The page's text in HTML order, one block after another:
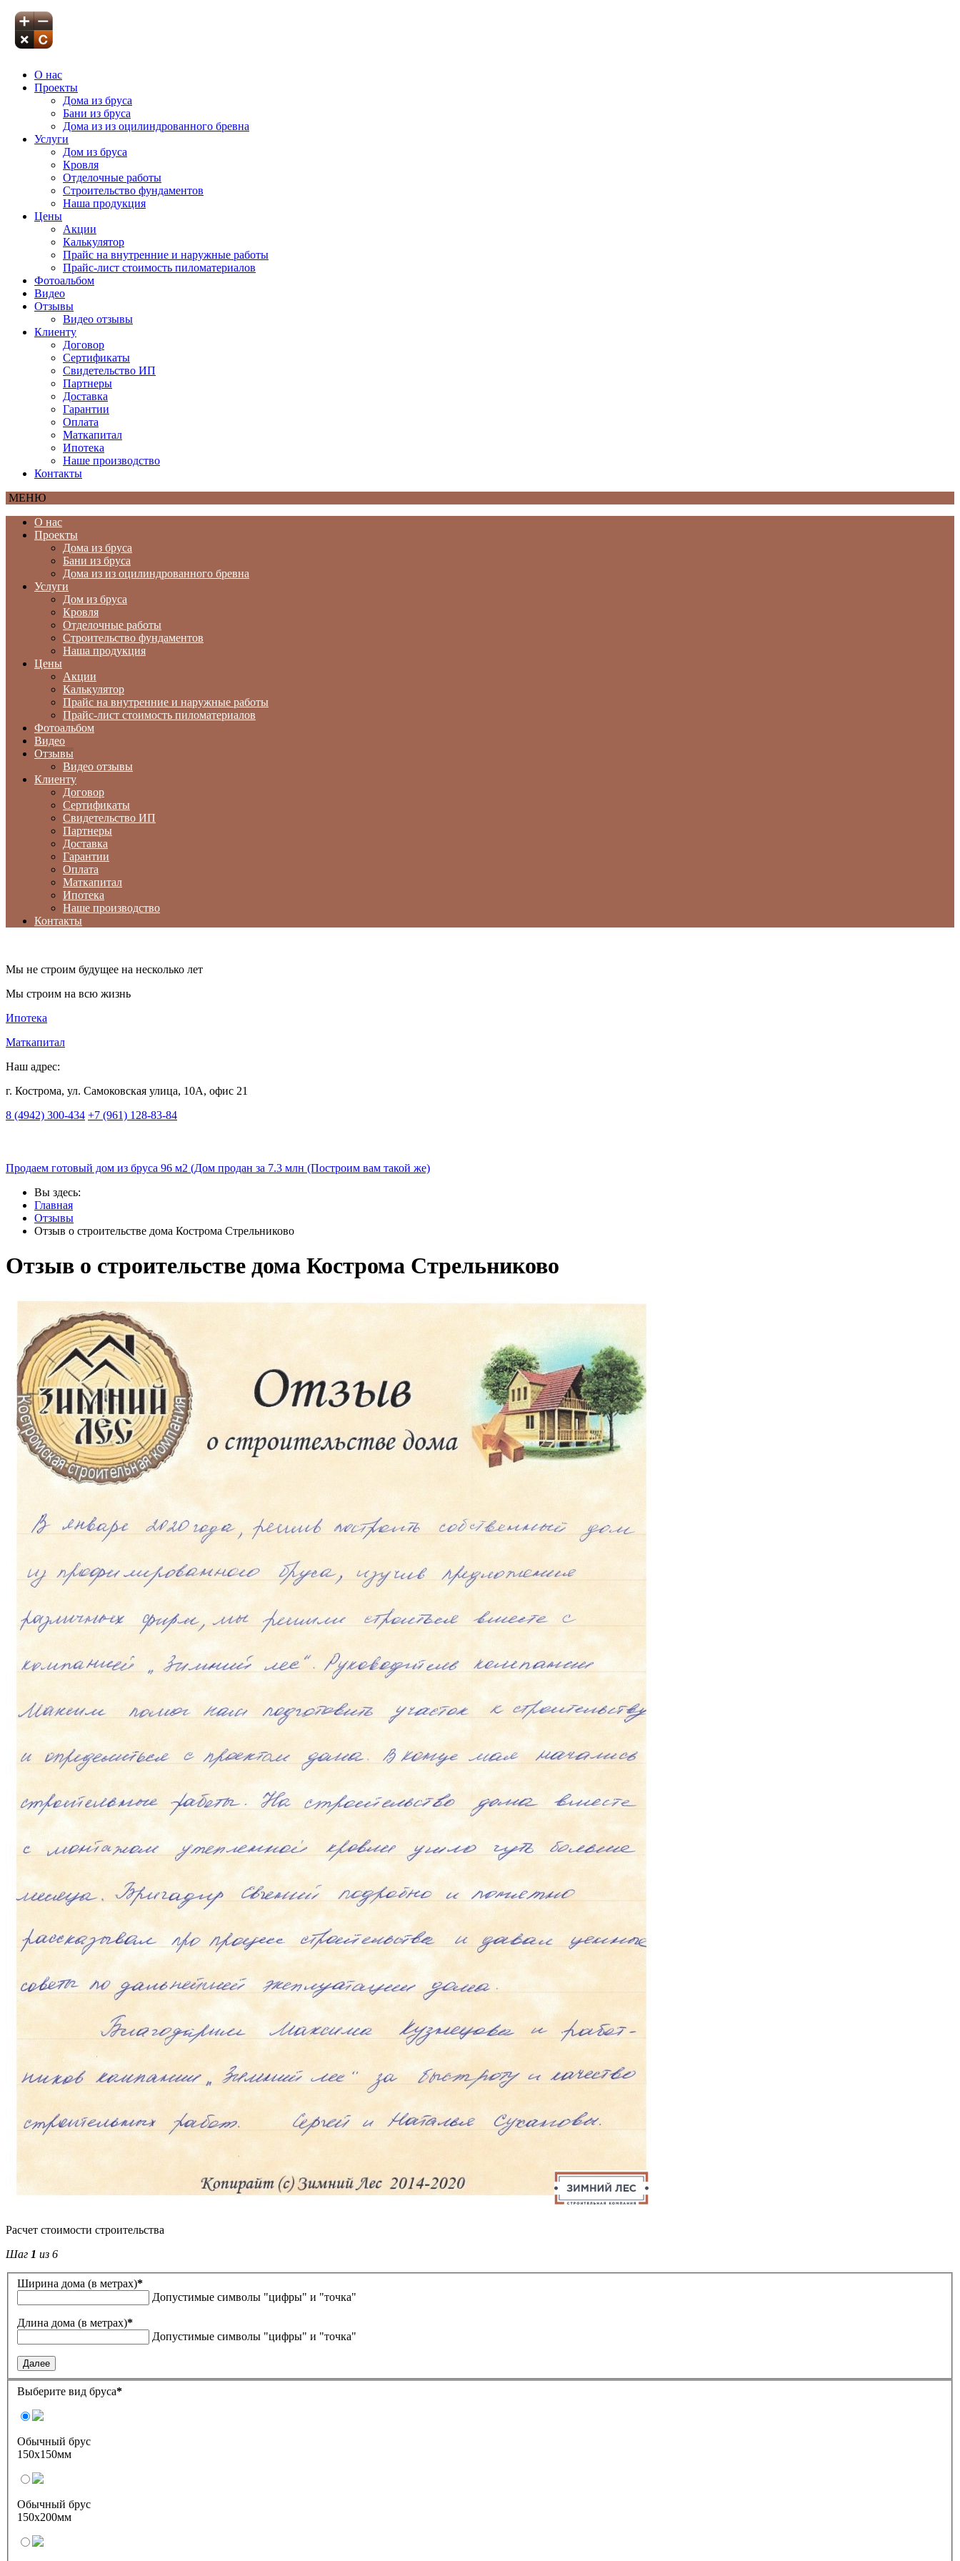
О нас
Проекты
Дома из бруса
Бани из бруса
Дома из из оцилиндрованного бревна
Услуги
Дом из бруса
Кровля
Отделочные работы
Строительство фундаментов
Наша продукция
Цены
Акции
Калькулятор
Прайс на внутренние и наружные работы
Прайс-лист стоимость пиломатериалов
Фотоальбом
Видео
Отзывы
Видео отзывы
Клиенту
Договор
Сертификаты
Свидетельство ИП
Партнеры
Доставка
Гарантии
Оплата
Маткапитал
Ипотека
Наше производство
Контакты
МЕНЮ
О нас
Проекты
Дома из бруса
Бани из бруса
Дома из из оцилиндрованного бревна
Услуги
Дом из бруса
Кровля
Отделочные работы
Строительство фундаментов
Наша продукция
Цены
Акции
Калькулятор
Прайс на внутренние и наружные работы
Прайс-лист стоимость пиломатериалов
Фотоальбом
Видео
Отзывы
Видео отзывы
Клиенту
Договор
Сертификаты
Свидетельство ИП
Партнеры
Доставка
Гарантии
Оплата
Маткапитал
Ипотека
Наше производство
Контакты
Мы не строим будущее на несколько лет
Мы строим на всю жизнь
Ипотека
Маткапитал
Наш адрес:
г. Кострома, ул. Самоковская улица, 10А, офис 21
8 (4942) 300-434 +7 (961) 128-83-84
Продаем готовый дом из бруса 96 м2 (Дом продан за 7.3 млн (Построим вам такой же)
Вы здесь:
Главная
Отзывы
Отзыв о строительстве дома Кострома Стрельниково
Отзыв о строительстве дома Кострома Стрельниково
Расчет стоимости строительства
Шаг 1 из 6
Ширина дома (в метрах)*
Допустимые символы "цифры" и "точка"
Длина дома (в метрах)*
Допустимые символы "цифры" и "точка"
Далее
Выберите вид бруса*
Обычный брус
150х150мм
Обычный брус
150х200мм